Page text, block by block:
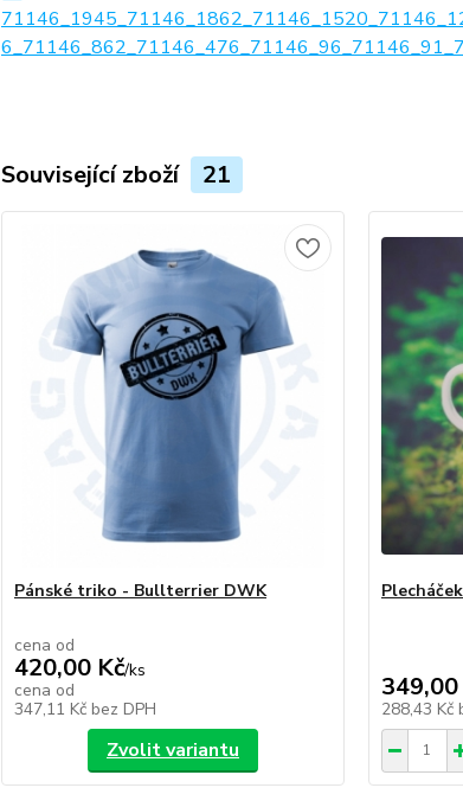
Související zboží 21
Pánské triko - Bullterrier DWK
cena od
420,00 Kč/ks
cena od
347,11 Kč bez DPH
Zvolit variantu
349,00
288,43 Kč